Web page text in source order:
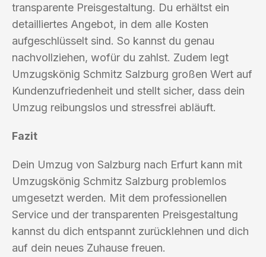
transparente Preisgestaltung. Du erhältst ein
detailliertes Angebot, in dem alle Kosten
aufgeschlüsselt sind. So kannst du genau
nachvollziehen, wofür du zahlst. Zudem legt
Umzugskönig Schmitz Salzburg großen Wert auf
Kundenzufriedenheit und stellt sicher, dass dein
Umzug reibungslos und stressfrei abläuft.
Fazit
Dein Umzug von Salzburg nach Erfurt kann mit
Umzugskönig Schmitz Salzburg problemlos
umgesetzt werden. Mit dem professionellen
Service und der transparenten Preisgestaltung
kannst du dich entspannt zurücklehnen und dich
auf dein neues Zuhause freuen.